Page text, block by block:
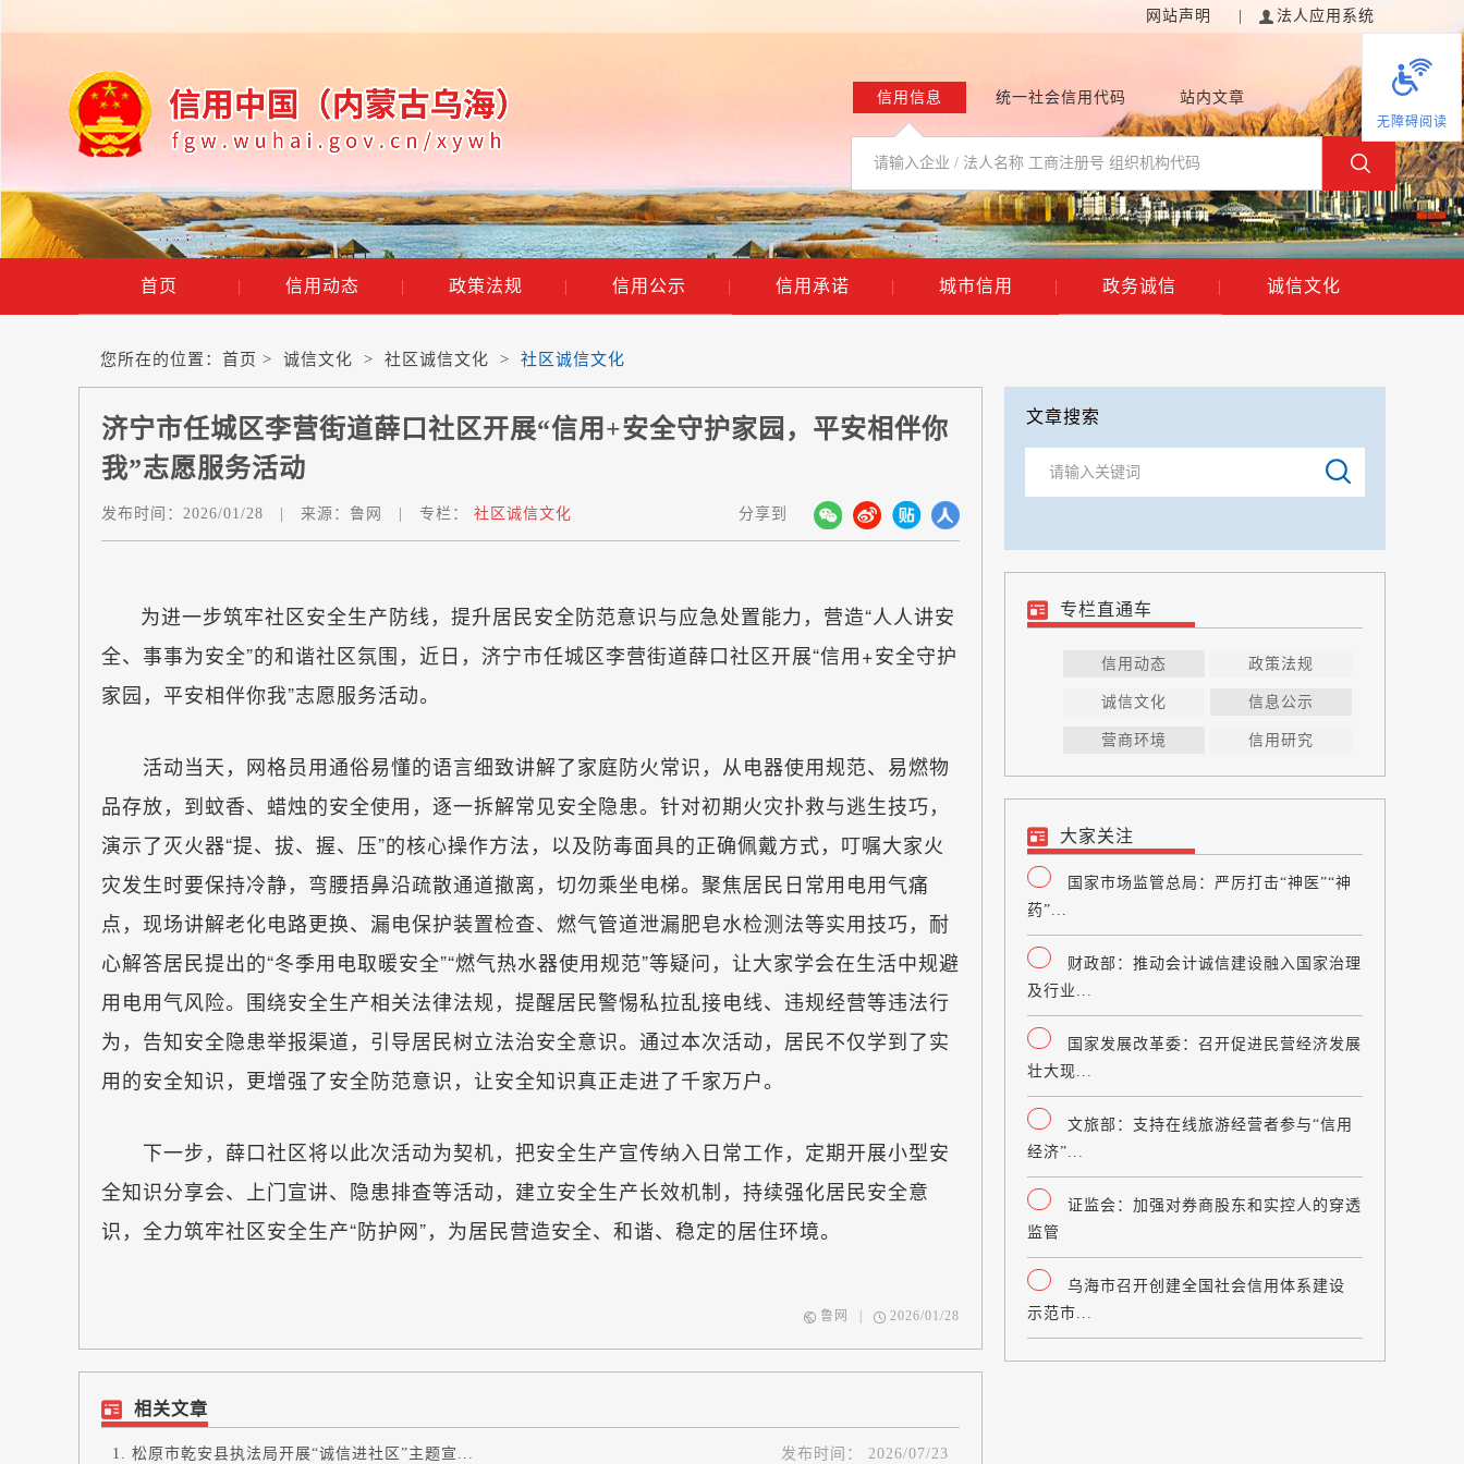
网站声明 法人应用系统
信用信息 统一社会信用代码 站内文章
无障碍阅读
首页 | 信用动态 | 政策法规 | 信用公示 | 信用承诺 | 城市信用 | 政务诚信 | 诚信文化
您所在的位置： 首页 > 诚信文化 > 社区诚信文化 > 社区诚信文化
济宁市任城区李营街道薛口社区开展“信用+安全守护家园，平安相伴你
我”志愿服务活动
发布时间： 2026/01/28 来源： 鲁网 专栏： 社区诚信文化 分享到
为进一步筑牢社区安全生产防线，提升居民安全防范意识与应急处置能力，营造“人人讲安
全、事事为安全”的和谐社区氛围，近日，济宁市任城区李营街道薛口社区开展“信用+安全守护
家园，平安相伴你我”志愿服务活动。
活动当天，网格员用通俗易懂的语言细致讲解了家庭防火常识，从电器使用规范、易燃物
品存放，到蚊香、蜡烛的安全使用，逐一拆解常见安全隐患。针对初期火灾扑救与逃生技巧，
演示了灭火器“提、拔、握、压”的核心操作方法，以及防毒面具的正确佩戴方式，叮嘱大家火
灾发生时要保持冷静，弯腰捂鼻沿疏散通道撤离，切勿乘坐电梯。聚焦居民日常用电用气痛
点，现场讲解老化电路更换、漏电保护装置检查、燃气管道泄漏肥皂水检测法等实用技巧，耐
心解答居民提出的“冬季用电取暖安全”“燃气热水器使用规范”等疑问，让大家学会在生活中规避
用电用气风险。围绕安全生产相关法律法规，提醒居民警惕私拉乱接电线、违规经营等违法行
为，告知安全隐患举报渠道，引导居民树立法治安全意识。通过本次活动，居民不仅学到了实
用的安全知识，更增强了安全防范意识，让安全知识真正走进了千家万户。
下一步，薛口社区将以此次活动为契机，把安全生产宣传纳入日常工作，定期开展小型安
全知识分享会、上门宣讲、隐患排查等活动，建立安全生产长效机制，持续强化居民安全意
识，全力筑牢社区安全生产“防护网”，为居民营造安全、和谐、稳定的居住环境。
鲁网 2026/01/28
相关文章
松原市乾安县执法局开展“诚信进社区”主题宣... 发布时间： 2026/07/23
文章搜索
专栏直通车
信用动态 政策法规
诚信文化 信息公示
营商环境 信用研究
大家关注
国家市场监管总局：严厉打击“神医”“神
药”...
财政部：推动会计诚信建设融入国家治理
及行业...
国家发展改革委：召开促进民营经济发展
壮大现...
文旅部：支持在线旅游经营者参与“信用
经济”...
证监会：加强对券商股东和实控人的穿透
监管
乌海市召开创建全国社会信用体系建设
示范市...